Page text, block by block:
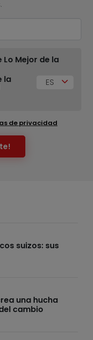
Mejor de la
la
ES
de privacidad
suizos: sus
una hucha
cambio